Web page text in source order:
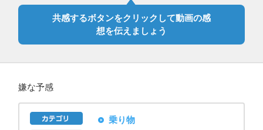
共感するボタンをクリックして動画の感
想を伝えましょう
嫌な予感
乗り物